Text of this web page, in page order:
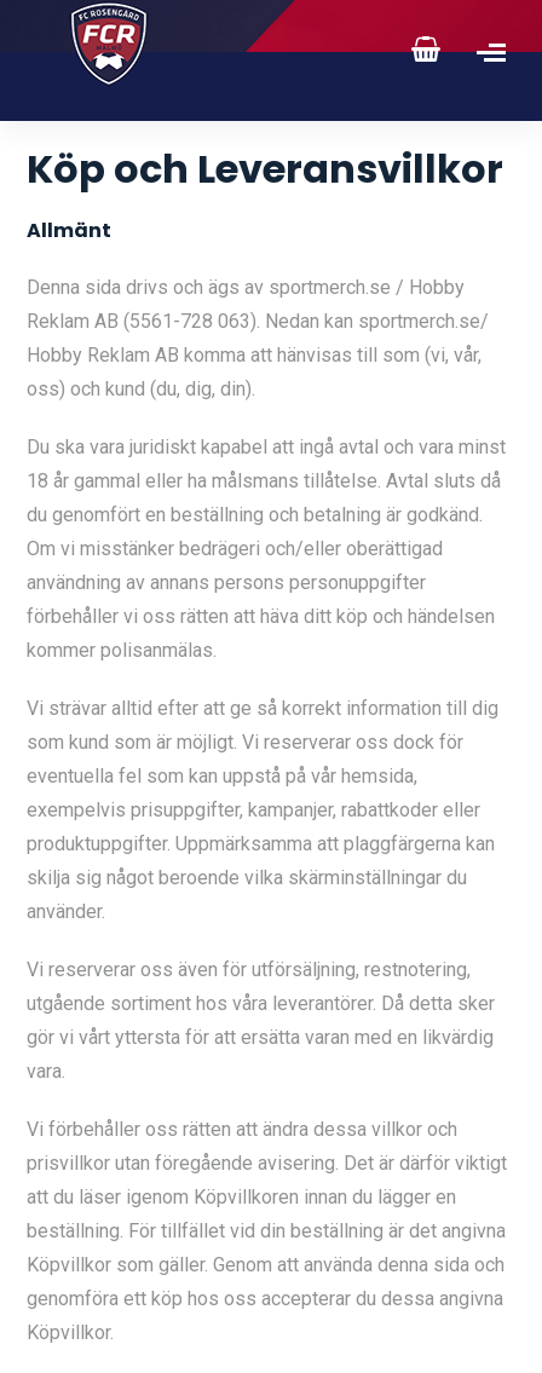
Köp och Leveransvillkor
Allmänt
Denna sida drivs och ägs av sportmerch.se / Hobby
Reklam AB (5561-728 063). Nedan kan sportmerch.se/
Hobby Reklam AB komma att hänvisas till som (vi, vår,
oss) och kund (du, dig, din).
Du ska vara juridiskt kapabel att ingå avtal och vara minst
18 år gammal eller ha målsmans tillåtelse. Avtal sluts då
du genomfört en beställning och betalning är godkänd.
Om vi misstänker bedrägeri och/eller oberättigad
användning av annans persons personuppgifter
förbehåller vi oss rätten att häva ditt köp och händelsen
kommer polisanmälas.
Vi strävar alltid efter att ge så korrekt information till dig
som kund som är möjligt. Vi reserverar oss dock för
eventuella fel som kan uppstå på vår hemsida,
exempelvis prisuppgifter, kampanjer, rabattkoder eller
produktuppgifter. Uppmärksamma att plaggfärgerna kan
skilja sig något beroende vilka skärminställningar du
använder.
Vi reserverar oss även för utförsäljning, restnotering,
utgående sortiment hos våra leverantörer. Då detta sker
gör vi vårt yttersta för att ersätta varan med en likvärdig
vara.
Vi förbehåller oss rätten att ändra dessa villkor och
prisvillkor utan föregående avisering. Det är därför viktigt
att du läser igenom Köpvillkoren innan du lägger en
beställning. För tillfället vid din beställning är det angivna
Köpvillkor som gäller. Genom att använda denna sida och
genomföra ett köp hos oss accepterar du dessa angivna
Köpvillkor.